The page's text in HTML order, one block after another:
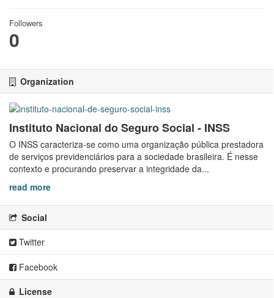
Followers
0
Organization
Instituto Nacional do Seguro Social - INSS
O INSS caracteriza-se como uma organização pública prestadora
de serviços previdenciários para a sociedade brasileira. É nesse
contexto e procurando preservar a integridade da...
read more
Social
Twitter
Facebook
License